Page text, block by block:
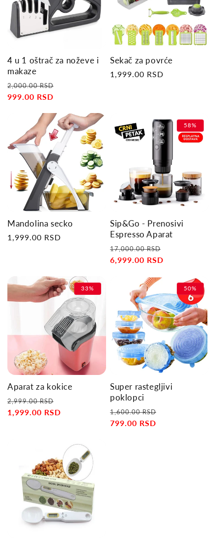
4 u 1 oštrač za noževe i
makaze
Regular
price
2,000.00 RSD
999.00 RSD
Sekač za povrće
Regular
1,999.00 RSD
Mandolina secko
Regular
1,999.00 RSD
58%
Sip&Go - Prenosivi
Espresso Aparat
Regular
price
17,000.00 RSD
6,999.00 RSD
33%
Aparat za kokice
Regular
price
2,999.00 RSD
price
1,999.00 RSD
50%
Super rastegljivi
poklopci
Regular
price
1,600.00 RSD
799.00 RSD